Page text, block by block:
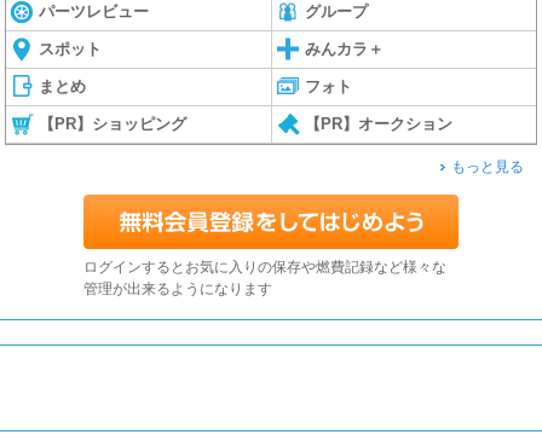
パーツレビュー グループ
スポット みんカラ＋
まとめ フォト
【PR】ショッピング 【PR】オークション
もっと見る
ログインするとお気に入りの保存や燃費記録など様々な
管理が出来るようになります